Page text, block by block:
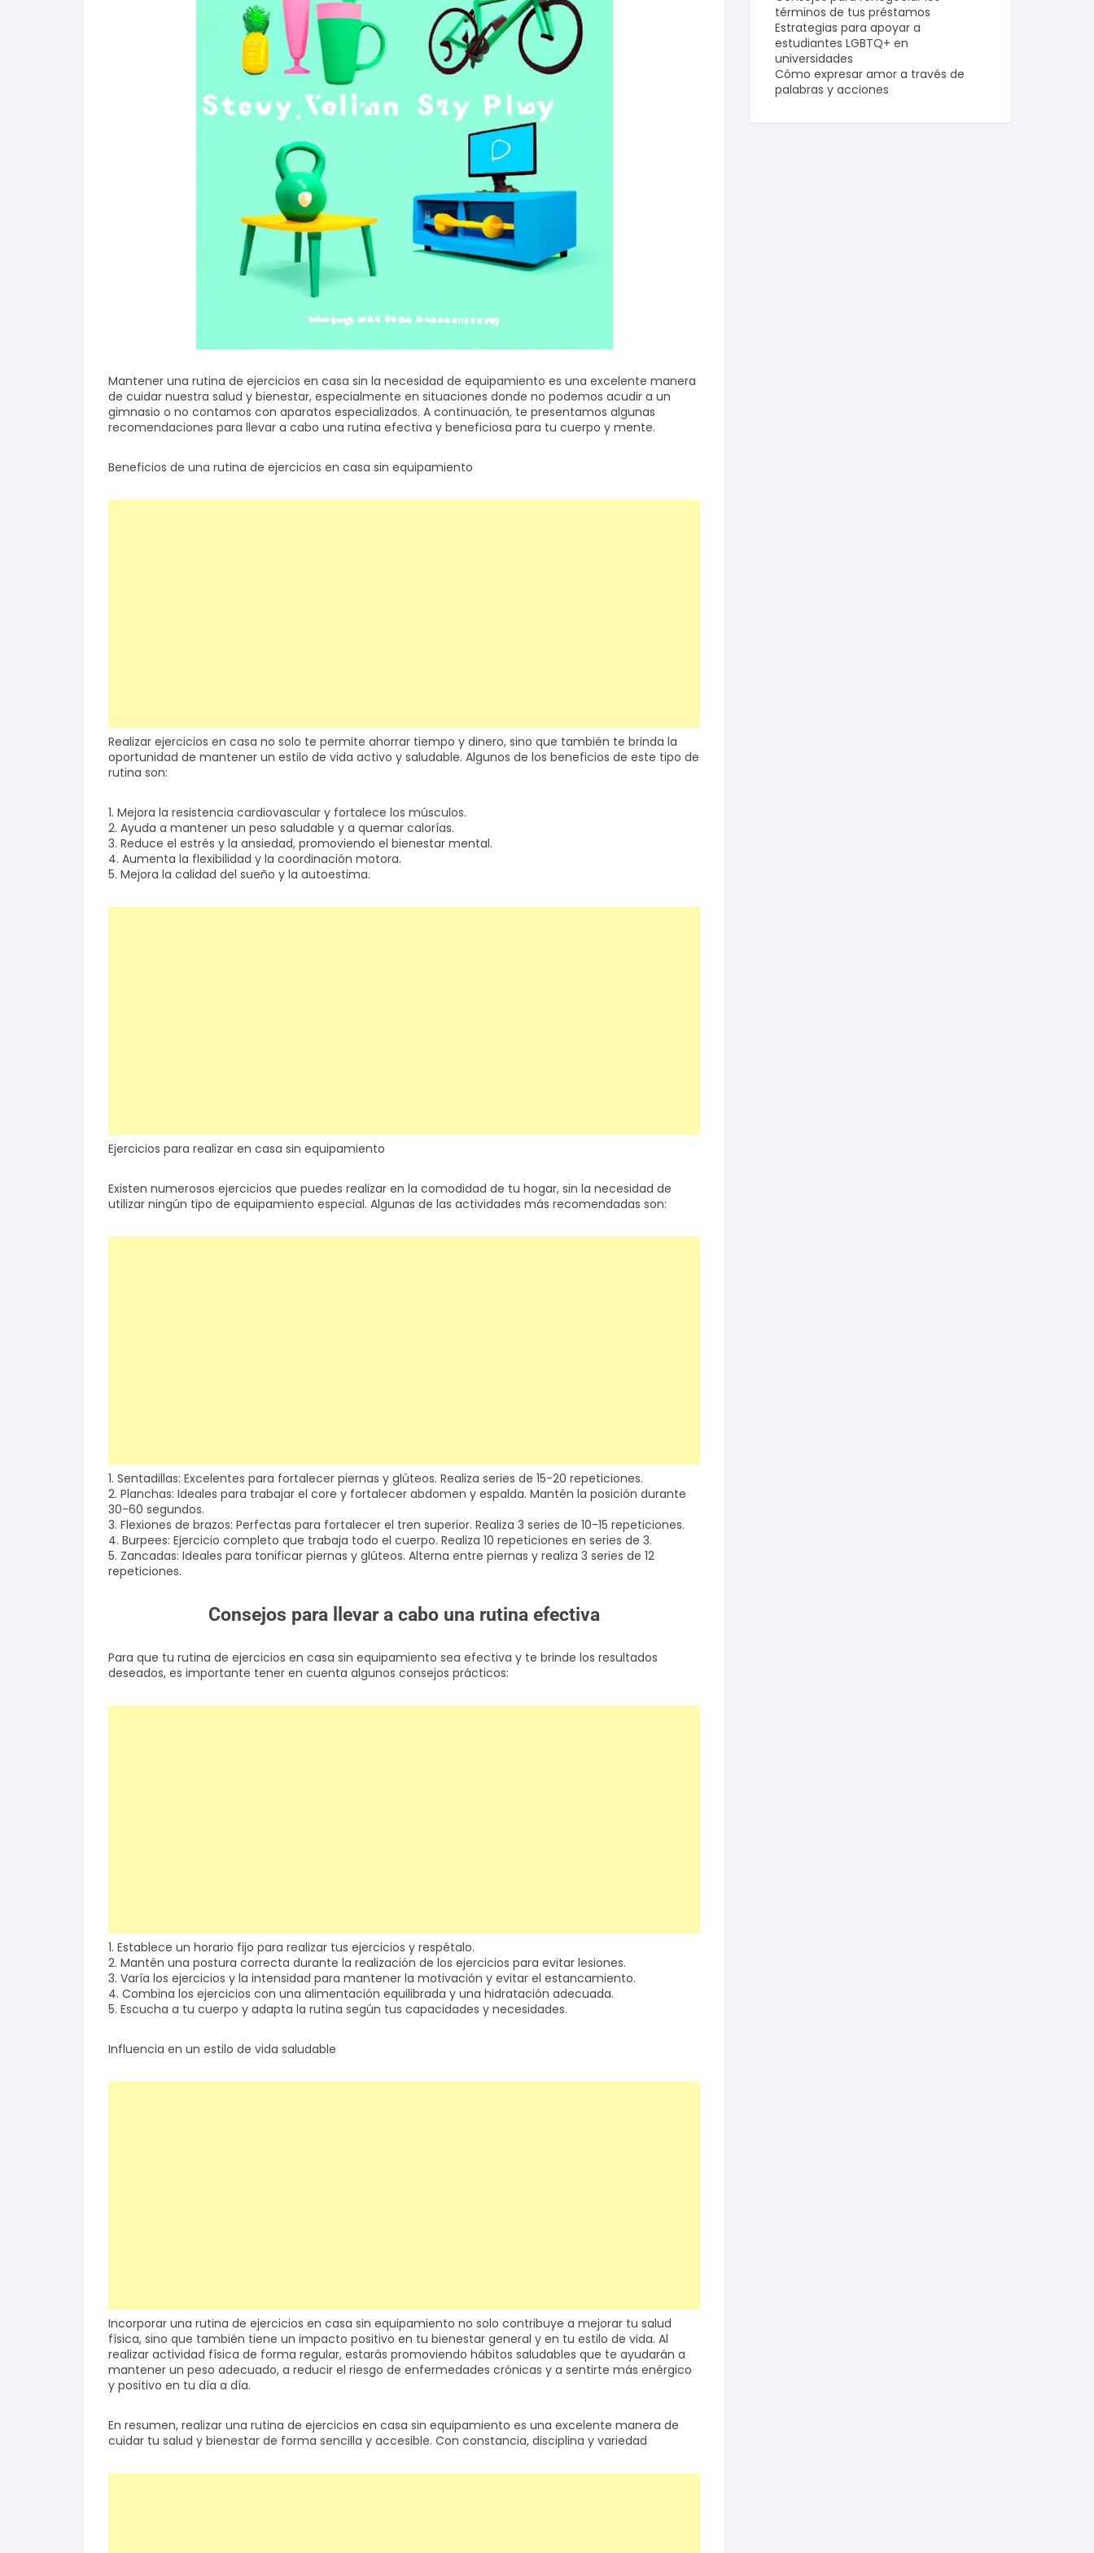
Salud y bienestar
Reseñas
Mantener una rutina de ejercicios en casa sin la necesidad de equipamiento es una excelente manera
de cuidar nuestra salud y bienestar, especialmente en situaciones donde no podemos acudir a un
gimnasio o no contamos con aparatos especializados. A continuación, te presentamos algunas
recomendaciones para llevar a cabo una rutina efectiva y beneficiosa para tu cuerpo y mente.
Beneficios de una rutina de ejercicios en casa sin equipamiento
Realizar ejercicios en casa no solo te permite ahorrar tiempo y dinero, sino que también te brinda la
oportunidad de mantener un estilo de vida activo y saludable. Algunos de los beneficios de este tipo de
rutina son:
1. Mejora la resistencia cardiovascular y fortalece los músculos.
2. Ayuda a mantener un peso saludable y a quemar calorías.
3. Reduce el estrés y la ansiedad, promoviendo el bienestar mental.
4. Aumenta la flexibilidad y la coordinación motora.
5. Mejora la calidad del sueño y la autoestima.
Ejercicios para realizar en casa sin equipamiento
Existen numerosos ejercicios que puedes realizar en la comodidad de tu hogar, sin la necesidad de
utilizar ningún tipo de equipamiento especial. Algunas de las actividades más recomendadas son:
1. Sentadillas: Excelentes para fortalecer piernas y glúteos. Realiza series de 15-20 repeticiones.
2. Planchas: Ideales para trabajar el core y fortalecer abdomen y espalda. Mantén la posición durante
30-60 segundos.
3. Flexiones de brazos: Perfectas para fortalecer el tren superior. Realiza 3 series de 10-15 repeticiones.
4. Burpees: Ejercicio completo que trabaja todo el cuerpo. Realiza 10 repeticiones en series de 3.
5. Zancadas: Ideales para tonificar piernas y glúteos. Alterna entre piernas y realiza 3 series de 12
repeticiones.
Consejos para llevar a cabo una rutina efectiva
Para que tu rutina de ejercicios en casa sin equipamiento sea efectiva y te brinde los resultados
deseados, es importante tener en cuenta algunos consejos prácticos:
1. Establece un horario fijo para realizar tus ejercicios y respétalo.
2. Mantén una postura correcta durante la realización de los ejercicios para evitar lesiones.
3. Varía los ejercicios y la intensidad para mantener la motivación y evitar el estancamiento.
4. Combina los ejercicios con una alimentación equilibrada y una hidratación adecuada.
5. Escucha a tu cuerpo y adapta la rutina según tus capacidades y necesidades.
Influencia en un estilo de vida saludable
Incorporar una rutina de ejercicios en casa sin equipamiento no solo contribuye a mejorar tu salud
física, sino que también tiene un impacto positivo en tu bienestar general y en tu estilo de vida. Al
realizar actividad física de forma regular, estarás promoviendo hábitos saludables que te ayudarán a
mantener un peso adecuado, a reducir el riesgo de enfermedades crónicas y a sentirte más enérgico
y positivo en tu día a día.
En resumen, realizar una rutina de ejercicios en casa sin equipamiento es una excelente manera de
cuidar tu salud y bienestar de forma sencilla y accesible. Con constancia, disciplina y variedad
términos de tus préstamos
Estrategias para apoyar a
estudiantes LGBTQ+ en
universidades
Cómo expresar amor a través de
palabras y acciones